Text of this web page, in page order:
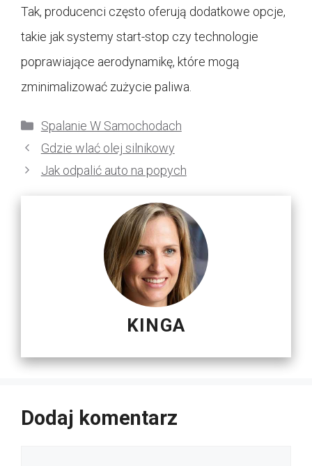
Tak, producenci często oferują dodatkowe opcje,
takie jak systemy start-stop czy technologie
poprawiające aerodynamikę, które mogą
zminimalizować zużycie paliwa.
Kategorie
Spalanie W Samochodach
Gdzie wlać olej silnikowy
Jak odpalić auto na popych
KINGA
Dodaj komentarz